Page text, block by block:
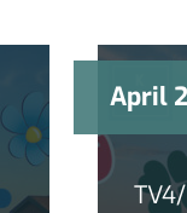
April